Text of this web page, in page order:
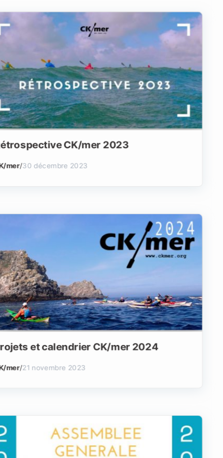
CK/mer 2023
mer/30 décembre 2023
et calendrier CK/mer 2024
mer/21 novembre 2023